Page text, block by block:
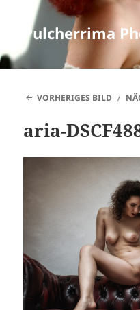
Pulcherrima
VORHERIGES BILD
aria-